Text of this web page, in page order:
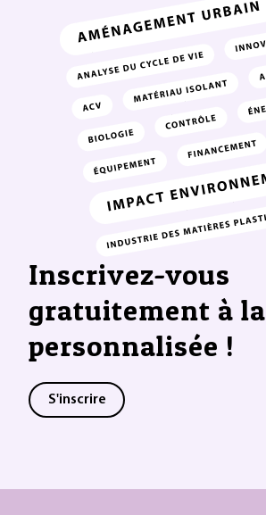
Inscrivez-vous
gratuitement à
personnalisée !
S'inscrire